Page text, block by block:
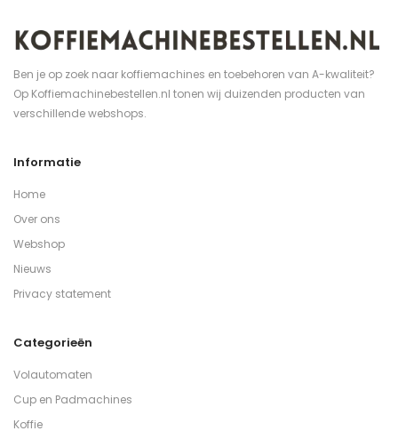
Ben je op zoek naar koffiemachines en toebehoren van A-kwaliteit?
Op Koffiemachinebestellen.nl tonen wij duizenden producten van
verschillende webshops.
Informatie
Home
Over ons
Webshop
Nieuws
Privacy statement
Categorieën
Volautomaten
Cup en Padmachines
Koffie